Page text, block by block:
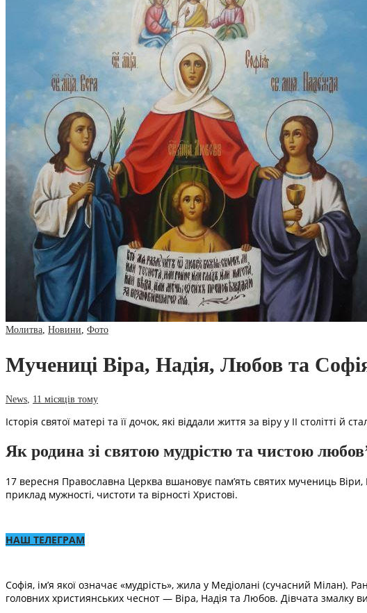
Молитва Новини Фото
Мучениці Віра, Надія, Любов та
News 11 місяців тому
Історія святої матері та її дочок, які віддали життя за віру у II столітті й
Як родина зі святою мудрістю та чистою
17 вересня Православна Церква вшановує пам’ять святих мучениць Віри,
приклад мужності, чистоти та вірності Христові.
НАШ ТЕЛЕГРАМ
Софія, ім’я якої означає «мудрість», жила у Медіолані (сучасний
головних християнських чеснот — Віра, Надія та Любов. Дівчата змалку